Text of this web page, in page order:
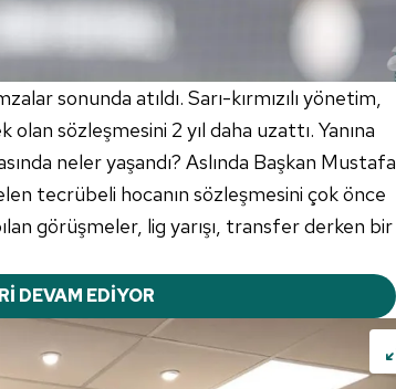
sonunda atıldı. Sarı-kırmızılı yönetim,
sözleşmesini 2 yıl daha uzattı. Yanına
neler yaşandı? Aslında Başkan Mustafa
tecrübeli hocanın sözleşmesini çok önce
görüşmeler, lig yarışı, transfer derken bir
DEVAM EDİYOR